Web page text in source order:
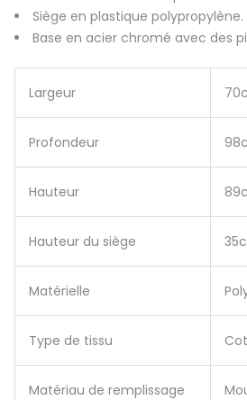
Siège en plastique polypropylène.
Base en acier chromé avec des
Largeur
Profondeur
Hauteur
Hauteur du siège
Matérielle
Type de tissu
Matériau de remplissage